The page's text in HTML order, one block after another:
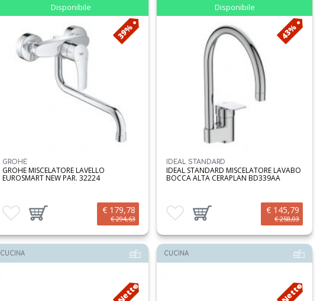
Disponibile
39%
GROHE
GROHE MISCELATORE LAVELLO
EUROSMART NEW PAR. 32224
Aggiungi ai preferitiAggiungi prodotto al carrello€ 179,78
€ 294,63
Disponibile
43%
IDEAL STANDARD
IDEAL STANDARD MISCELATORE LAVABO
BOCCA ALTA CERAPLAN BD339AA
Aggiungi ai preferitiAggiungi prodotto al carrello€ 145,79
€ 258,03
CUCINA
Netto
CUCINA
Netto